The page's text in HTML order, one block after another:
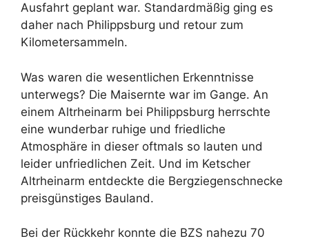
Ausfahrt geplant war. Standardmäßig ging es
daher nach Philippsburg und retour zum
Kilometersammeln.
Was waren die wesentlichen Erkenntnisse
unterwegs? Die Maisernte war im Gange. An
einem Altrheinarm bei Philippsburg herrschte
eine wunderbar ruhige und friedliche
Atmosphäre in dieser oftmals so lauten und
leider unfriedlichen Zeit. Und im Ketscher
Altrheinarm entdeckte die Bergziegenschnecke
preisgünstiges Bauland.
Bei der Rückkehr konnte die BZS nahezu 70